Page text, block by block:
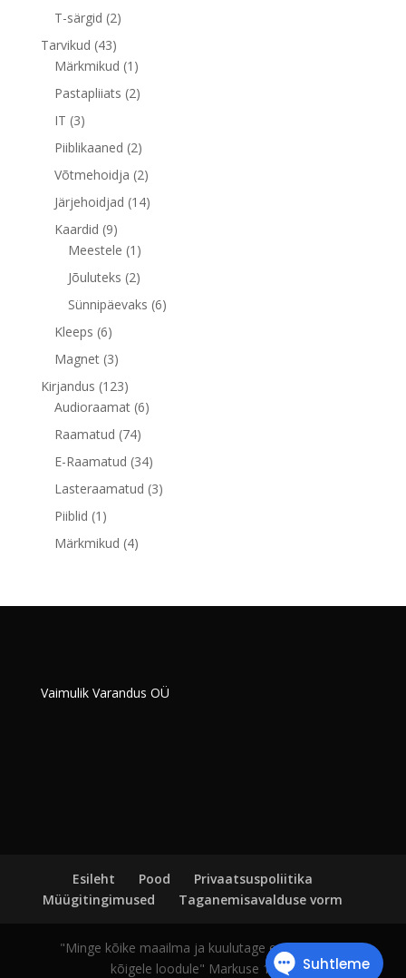
toodet
T-särgid 22
Tarvikud 4343
toodet
Märkmikud 1 1
toode
Pastapliiats 22
IT 33
toodet
Piiblikaaned 22
toodet
Võtmehoidja 22
toodet
Järjehoidjad 1414
Kaardid 99
toodet
Meestele 1 1
toode
Jõuluteks 22
toodet
Sünnipäevaks 66
Kleeps 66
toodet
Magnet 33
toodet
Kirjandus 123123
toodet
Audioraamat 66
Raamatud 7474
toodet
E-Raamatud 3434
toodet
Lasteraamatud 33
Piiblid 1 1
toode
Märkmikud 44
Vaimulik Varandus OÜ
Esileht Pood
Privaatsuspoliitika
Müügitingimused
Taganemisavalduse vorm
"Minge kõike maailma ja kuulutage evangeeliumi
kõigele loodule" Markuse 16:15